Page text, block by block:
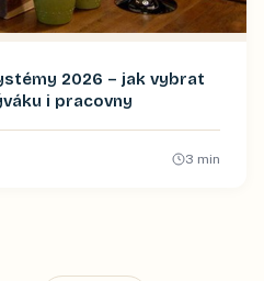
2026 – jak vybrat
i pracovny
3 min